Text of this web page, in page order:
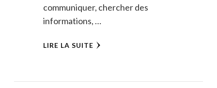
communiquer, chercher des
informations, …
LIRE LA SUITE